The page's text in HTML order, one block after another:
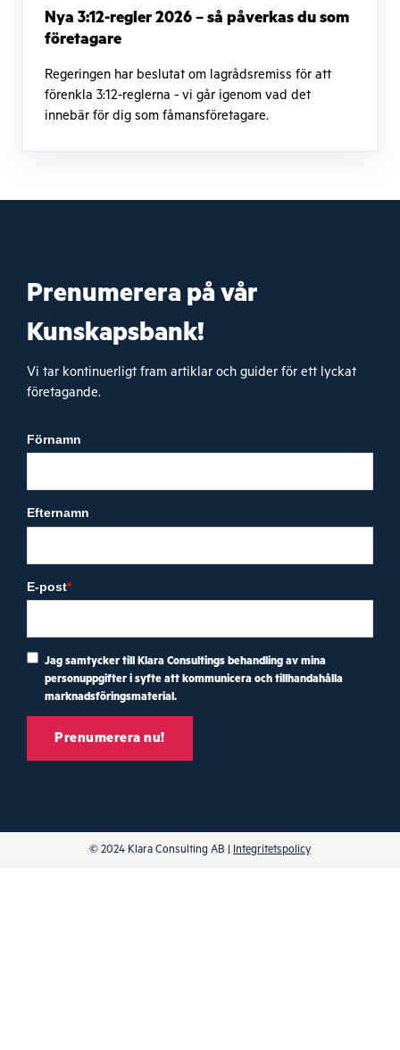
Nya 3:12-regler 2026 – så påverkas du som
företagare
Regeringen har beslutat om lagrådsremiss för att
förenkla 3:12-reglerna - vi går igenom vad det
innebär för dig som fåmansföretagare.
Prenumerera på vår
Kunskapsbank!
Vi tar kontinuerligt fram artiklar och guider för ett lyckat
företagande.
Förnamn
Efternamn
E-post*
Jag samtycker till Klara Consultings behandling av mina
personuppgifter i syfte att kommunicera och tillhandahålla
marknadsföringsmaterial.
© 2024 Klara Consulting AB | Integritetspolicy